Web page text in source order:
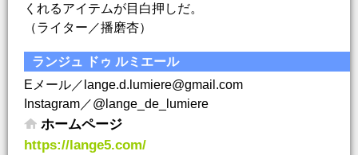
くれるアイテムが目白押しだ。
（ライター／播磨杏）
ランジュ ドゥ ルミエール
Eメール／lange.d.lumiere@gmail.com
Instagram／@lange_de_lumiere
ホームページ
https://lange5.com/